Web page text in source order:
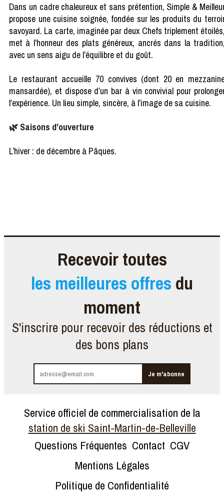
Dans un cadre chaleureux et sans prétention, Simple &
propose une cuisine soignée, fondée sur les produits du
savoyard. La carte, imaginée par deux Chefs triplement
met à l’honneur des plats généreux, ancrés dans la
avec un sens aigu de l’équilibre et du goût.
Le restaurant accueille 70 convives (dont 20 en
mansardée), et dispose d’un bar à vin convivial pour
l’expérience. Un lieu simple, sincère, à l’image de sa cuisine.
🌿 Saisons d’ouverture
L’hiver : de décembre à Pâques.
Recevoir toutes
les meilleures offres du
moment
S'inscrire pour recevoir des réductions et
des bons plans
Service officiel de commercialisation de la
station de ski Saint-Martin-de-Belleville
Questions Fréquentes Contact CGV
Mentions Légales
Politique de Confidentialité